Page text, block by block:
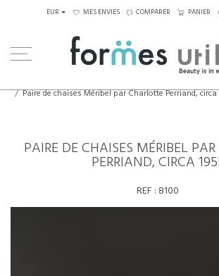
EUR MES ENVIES COMPARER PANIER
Paire de chaises Méribel par Charlotte Perriand, circa
PAIRE DE CHAISES MÉRIBEL
PERRIAND, CIRCA
REF : 8100